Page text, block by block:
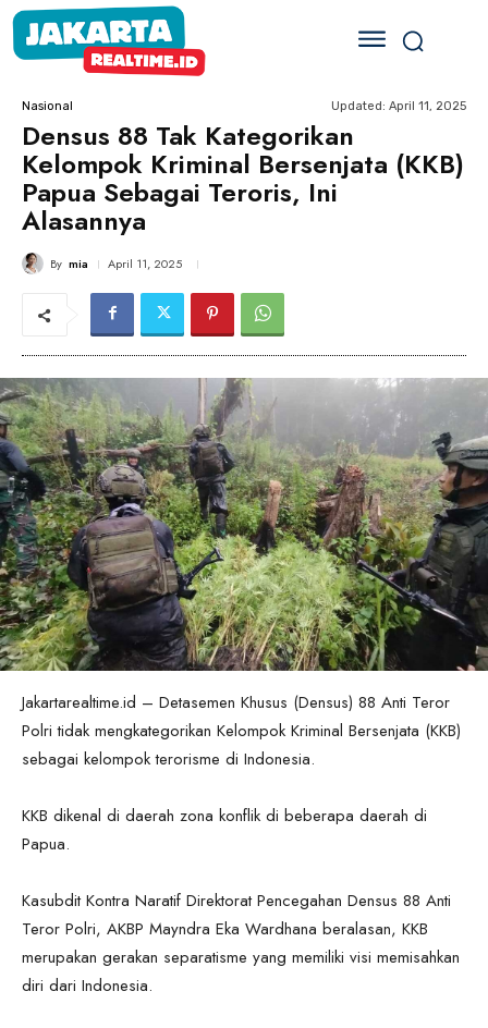
Nasional Updated: April 11, 2025
Densus 88 Tak Kategorikan
Kelompok Kriminal Bersenjata (KKB)
Papua Sebagai Teroris, Ini
Alasannya
By mia April 11, 2025
Jakartarealtime.id – Detasemen Khusus (Densus) 88 Anti Teror
Polri tidak mengkategorikan Kelompok Kriminal Bersenjata (KKB)
sebagai kelompok terorisme di Indonesia.
KKB dikenal di daerah zona konflik di beberapa daerah di
Papua.
Kasubdit Kontra Naratif Direktorat Pencegahan Densus 88 Anti
Teror Polri, AKBP Mayndra Eka Wardhana beralasan, KKB
merupakan gerakan separatisme yang memiliki visi memisahkan
diri dari Indonesia.